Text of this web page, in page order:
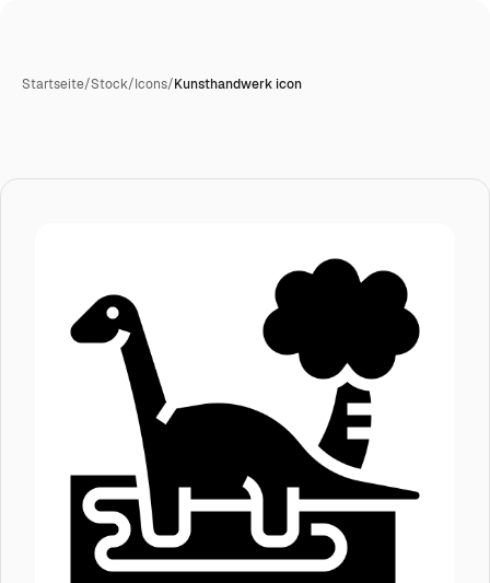
Startseite/Stock/Icons/Kunsthandwerk icon